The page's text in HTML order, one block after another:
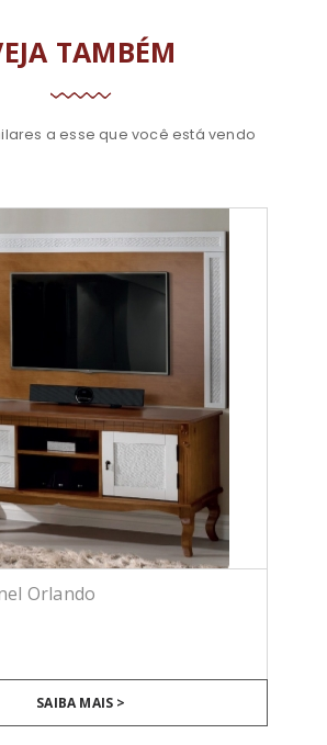
TAMBÉM
a esse que você está vendo
Orlando
SAIBA MAIS >